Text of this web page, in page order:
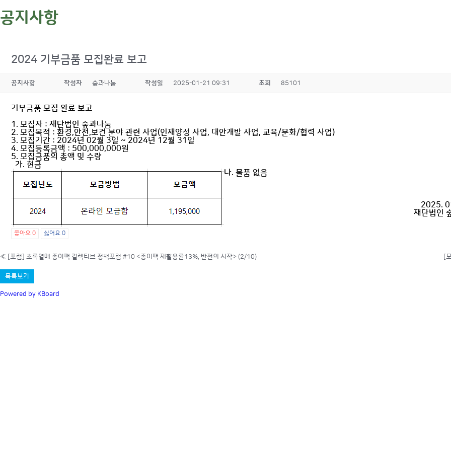
공지사항
2024 기부금품 모집완료 보고
공지사항 작성자 숲과나눔 작성일 2025-01-21 09:31 조회 85101
기부금품 모집 완료 보고
1. 모집자 : 재단법인 숲과나눔
2. 모집목적 : 환경,안전,보건 분야 관련 사업(인재양성 사업, 대안개발 사업, 교육/문화/협력 사업)
3. 모집기간 : 2024년 02월 3일 ~ 2024년 12월 31일
4. 모집등록금액 : 500,000,000원
5. 모집금품의 총액 및 수량
가. 현금
나. 물품 없음
2025.
재단법인
좋아요 0 싫어요 0
« [포럼] 초록열매 종이팩 컬렉티브 정책포럼 #10 <종이팩 재활용률13%, 반전의 시작> (2/10) [
목록보기
Powered by KBoard